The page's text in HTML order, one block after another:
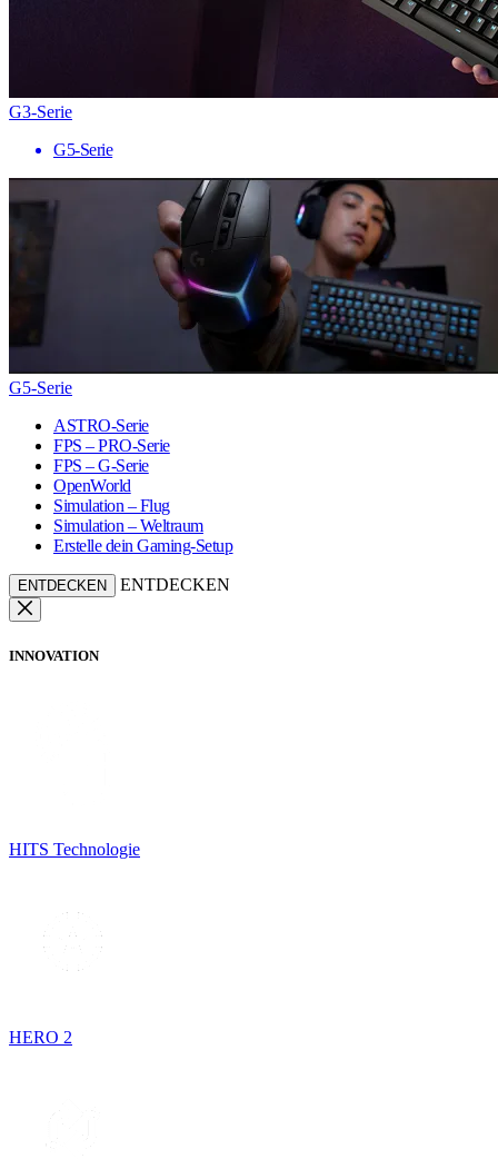
G3-Serie
G5-Serie
G5-Serie
ASTRO-Serie
FPS – PRO-Serie
FPS – G-Serie
OpenWorld
Simulation – Flug
Simulation – Weltraum
Erstelle dein Gaming-Setup
ENTDECKEN ENTDECKEN
INNOVATION
HITS Technologie
HERO 2